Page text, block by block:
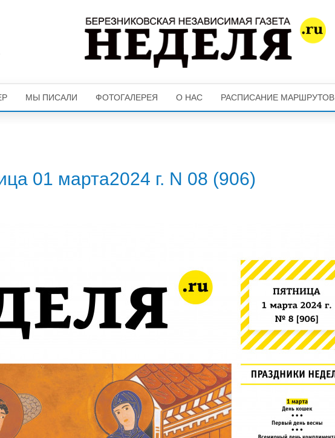
МЫ ПИСАЛИ ФОТОГАЛЕРЕЯ О НАС РАСПИСАНИЕ МАРШРУТОВ
01 марта2024 г. N 08 (906)